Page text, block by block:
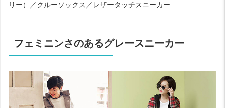
リー）／クルーソックス／レザータッチスニーカー
フェミニンさのあるグレースニーカー